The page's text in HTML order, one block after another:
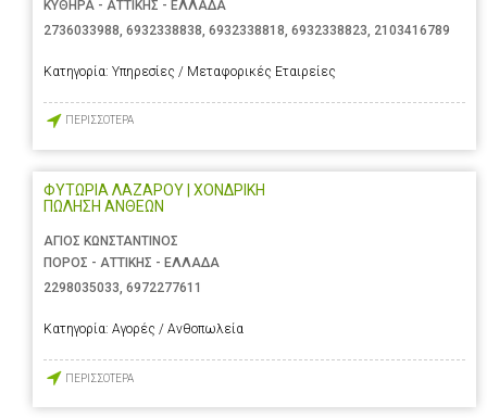
ΚΥΘΗΡΑ - ΑΤΤΙΚΗΣ - ΕΛΛΑΔΑ
2736033988 6932338838 6932338818 6932338823 2103416789
Κατηγορία: Υπηρεσίες / Μεταφορικές Εταιρείες
ΠΕΡΙΣΣΟΤΕΡΑ
ΦΥΤΩΡΙΑ ΛΑΖΑΡΟΥ | ΧΟΝΔΡΙΚΗ
ΠΩΛΗΣΗ ΑΝΘΕΩΝ
ΑΓΙΟΣ ΚΩΝΣΤΑΝΤΙΝΟΣ
ΠΟΡΟΣ - ΑΤΤΙΚΗΣ - ΕΛΛΑΔΑ
2298035033, 6972277611
Κατηγορία: Αγορές / Ανθοπωλεία
ΠΕΡΙΣΣΟΤΕΡΑ